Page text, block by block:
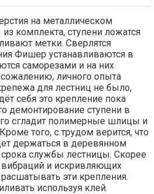
на металлическом
из комплекта, ступени ложатся
метки. Сверлятся
Фишер устанавливаются в
саморезами и на них
личного опыта
для лестниц не было,
себя это крепление пока
демонтирование ступени в
сгладит полимерные шлицы и
того, с трудом верится, что
держаться в деревянном
срока службы лестницы. Скорее
вибраций и искривляющих
эти крепления.
используя клей.